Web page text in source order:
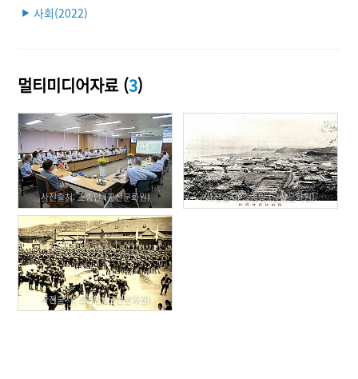
▶ 사회(2022)
멀티미디어자료 (3)
사진출처: 조종안 (군산문화원) 사진출처: 조종안 (군산문화원)
사진출처: 조종안 (군산문화원)